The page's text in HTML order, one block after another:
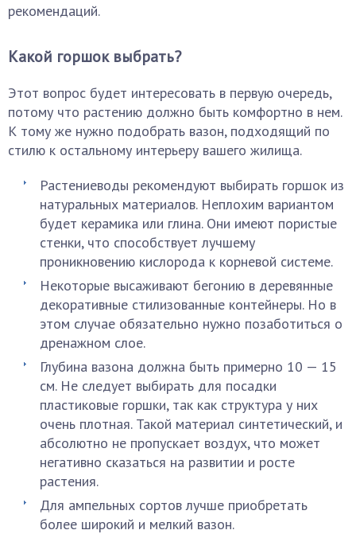
рекомендаций.
Какой горшок выбрать?
Этот вопрос будет интересовать в первую очередь,
потому что растению должно быть комфортно в нем.
К тому же нужно подобрать вазон, подходящий по
стилю к остальному интерьеру вашего жилища.
Растениеводы рекомендуют выбирать горшок из
натуральных материалов. Неплохим вариантом
будет керамика или глина. Они имеют пористые
стенки, что способствует лучшему
проникновению кислорода к корневой системе.
Некоторые высаживают бегонию в деревянные
декоративные стилизованные контейнеры. Но в
этом случае обязательно нужно позаботиться о
дренажном слое.
Глубина вазона должна быть примерно 10 — 15
см. Не следует выбирать для посадки
пластиковые горшки, так как структура у них
очень плотная. Такой материал синтетический, и
абсолютно не пропускает воздух, что может
негативно сказаться на развитии и росте
растения.
Для ампельных сортов лучше приобретать
более широкий и мелкий вазон.